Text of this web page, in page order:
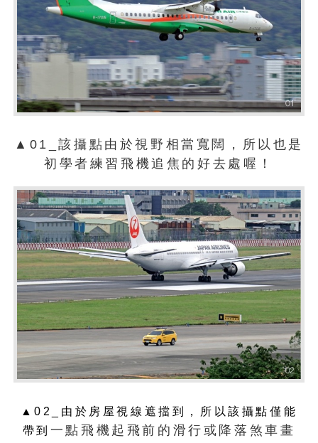
▲01_該攝點由於視野相當寬闊，所以也是
初學者練習飛機追焦的好去處喔！
▲02_由於房屋視線遮擋到，所以該攝點僅能
帶到 一點飛機起飛前的滑行或降落煞車畫